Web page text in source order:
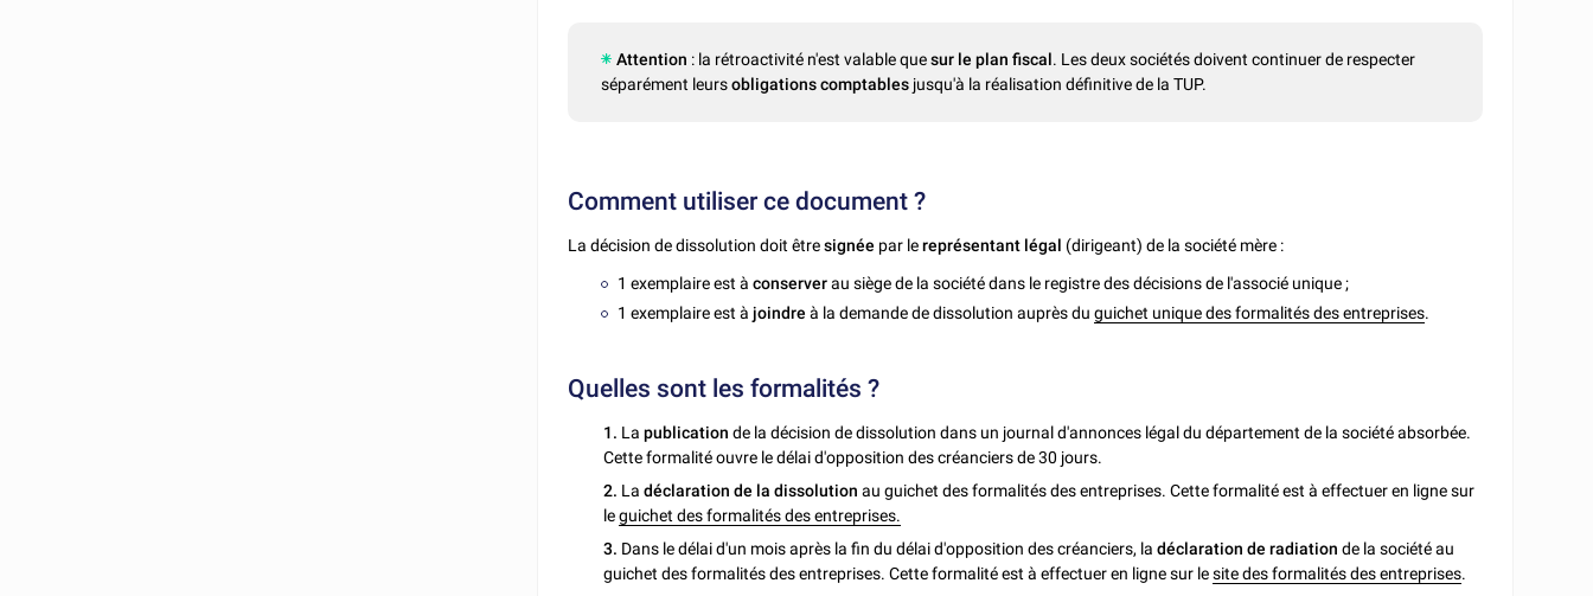
Attention : la rétroactivité n'est valable quesur le plan fiscal. Les deux sociétés doivent continuer de respecter
séparément leursobligations comptables jusqu'à la réalisation définitive de la TUP.
Comment utiliser ce document ?
La décision de dissolution doit êtresignée par lereprésentant légal (dirigeant) de la société mère :
1 exemplaire est àconserverau siège de la société dans le registre des décisions de l'associé unique ;
1 exemplaire est àjoindreà la demande de dissolution auprès duguichet unique des formalités des entreprises.
Quelles sont les formalités ?
1. Lapublicationde la décision de dissolution dans un journal d'annonces légal du département de la société absorbée.
Cette formalité ouvre le délai d'opposition des créanciers de 30 jours.
2. Ladéclaration de la dissolution au guichet des formalités des entreprises. Cette formalité est à effectuer en ligne sur
leguichet des formalités des entreprises.
3. Dans le délai d'un mois après la fin du délai d'opposition des créanciers, ladéclaration de radiation de la société au
guichet des formalités des entreprises. Cette formalité est à effectuer en ligne sur lesite des formalités des entreprises.